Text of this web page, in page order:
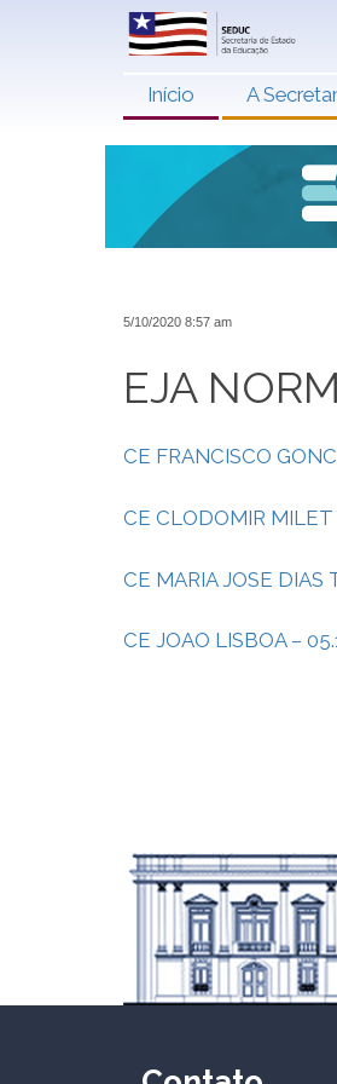
Início A
5/10/2020 8:57 am
EJA
CE FRANCISCO
CE CLODOMIR MILET
CE MARIA JOSE DIAS
CE JOAO LISBOA –